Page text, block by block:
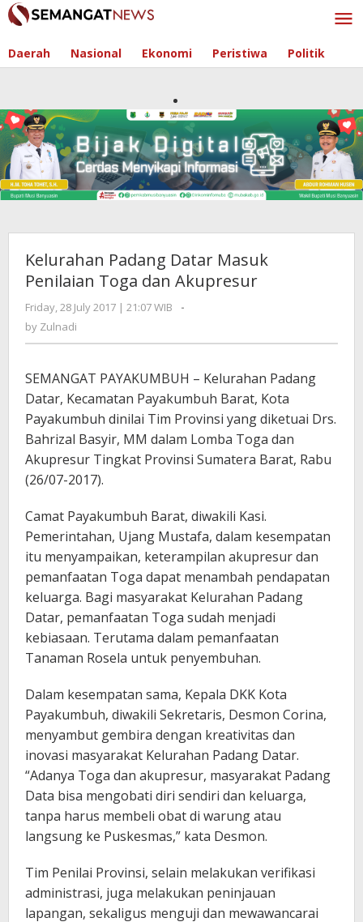
Skip
to
Daerah Nasional Ekonomi Peristiwa Politik
Kelurahan Padang Datar Masuk
Penilaian Toga dan Akupresur
Friday, 28 July 2017 | 21:07 WIB
by
-
by Zulnadi
SEMANGAT PAYAKUMBUH – Kelurahan Padang
Datar, Kecamatan Payakumbuh Barat, Kota
Payakumbuh dinilai Tim Provinsi yang diketuai Drs.
Bahrizal Basyir, MM dalam Lomba Toga dan
Akupresur Tingkat Provinsi Sumatera Barat, Rabu
(26/07-2017).
Camat Payakumbuh Barat, diwakili Kasi.
Pemerintahan, Ujang Mustafa, dalam kesempatan
itu menyampaikan, keterampilan akupresur dan
pemanfaatan Toga dapat menambah pendapatan
keluarga. Bagi masyarakat Kelurahan Padang
Datar, pemanfaatan Toga sudah menjadi
kebiasaan. Terutama dalam pemanfaatan
Tanaman Rosela untuk penyembuhan.
Dalam kesempatan sama, Kepala DKK Kota
Payakumbuh, diwakili Sekretaris, Desmon Corina,
menyambut gembira dengan kreativitas dan
inovasi masyarakat Kelurahan Padang Datar.
“Adanya Toga dan akupresur, masyarakat Padang
Data bisa mengobati diri sendiri dan keluarga,
tanpa harus membeli obat di warung atau
langsung ke Puskesmas,” kata Desmon.
Tim Penilai Provinsi, selain melakukan verifikasi
administrasi, juga melakukan peninjauan
lapangan, sekaligus menguji dan mewawancarai